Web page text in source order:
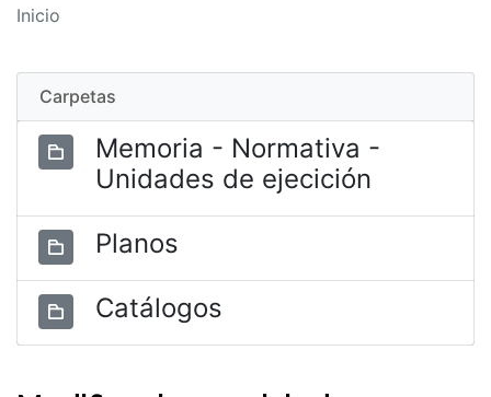
Inicio
Carpetas
Memoria - Normativa -
Unidades de ejecición
Planos
Catálogos